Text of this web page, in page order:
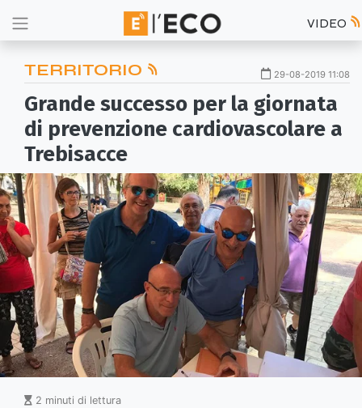
VIDEO
TERRITORIO 29-08-2019 11:08
Grande successo per la giornata
di prevenzione cardiovascolare a
Trebisacce
2 minuti di lettura